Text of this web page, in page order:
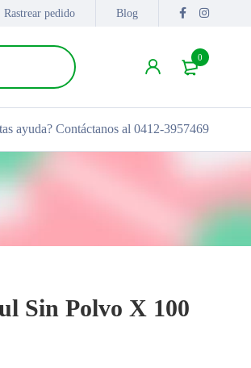
Rastrear pedido Blog
0
ayuda? Contáctanos al 0412-3957469
Sin Polvo X 100